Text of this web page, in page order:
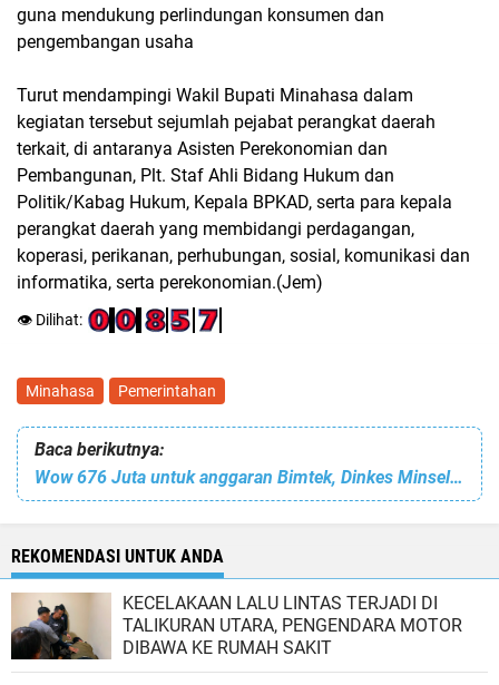
guna mendukung perlindungan konsumen dan
pengembangan usaha
Turut mendampingi Wakil Bupati Minahasa dalam
kegiatan tersebut sejumlah pejabat perangkat daerah
terkait, di antaranya Asisten Perekonomian dan
Pembangunan, Plt. Staf Ahli Bidang Hukum dan
Politik/Kabag Hukum, Kepala BPKAD, serta para kepala
perangkat daerah yang membidangi perdagangan,
koperasi, perikanan, perhubungan, sosial, komunikasi dan
informatika, serta perekonomian.(Jem)
👁️ Dilihat:
Minahasa Pemerintahan
Baca berikutnya:
Wow 676 Juta untuk anggaran Bimtek, Dinkes Minsel tuai Sorotan tajam
REKOMENDASI UNTUK ANDA
KECELAKAAN LALU LINTAS TERJADI DI
TALIKURAN UTARA, PENGENDARA MOTOR
DIBAWA KE RUMAH SAKIT